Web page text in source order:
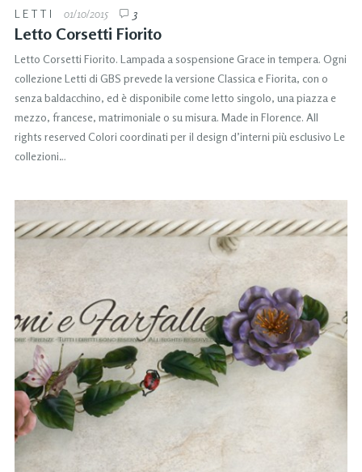
LETTI 01/10/2015 3
Letto Corsetti Fiorito
Letto Corsetti Fiorito. Lampada a sospensione Grace in tempera. Ogni
collezione Letti di GBS prevede la versione Classica e Fiorita, con o
senza baldacchino, ed è disponibile come letto singolo, una piazza e
mezzo, francese, matrimoniale o su misura. Made in Florence. All
rights reserved Colori coordinati per il design d’interni più esclusivo Le
collezioni…